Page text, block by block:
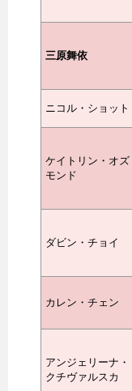
三原舞依
ニコル・ショット
ケイトリン・オズ
モンド
ダビン・チョイ
カレン・チェン
アンジェリーナ・
クチヴァルスカ